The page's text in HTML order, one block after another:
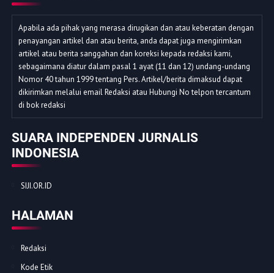
Apabila ada pihak yang merasa dirugikan dan atau keberatan dengan
penayangan artikel dan atau berita, anda dapat juga mengirimkan
artikel atau berita sanggahan dan koreksi kepada redaksi kami,
sebagaimana diatur dalam pasal 1 ayat (11 dan 12) undang-undang
Nomor 40 tahun 1999 tentang Pers. Artikel/berita dimaksud dapat
dikirimkan melalui email Redaksi atau Hubungi No telpon tercantum
di bok redaksi
SUARA INDEPENDEN JURNALIS
INDONESIA
SIJI.OR.ID
HALAMAN
Redaksi
Kode Etik